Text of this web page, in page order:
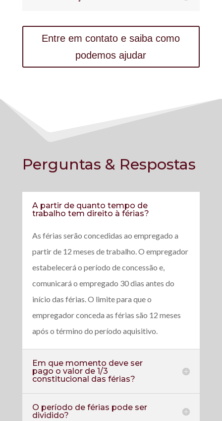
Entre em contato e saiba como
podemos ajudar
Perguntas & Respostas
A partir de quanto tempo de
trabalho tem direito à férias?
As férias serão concedidas ao empregado a
partir de 12 meses de trabalho. O empregador
estabelecerá o período de concessão e,
comunicará o empregado 30 dias antes do
início das férias. O limite para que o
empregador conceda as férias são 12 meses
após o término do período aquisitivo.
Em que momento deve ser
pago o valor de 1/3
constitucional das férias?
O período de férias pode ser
dividido?